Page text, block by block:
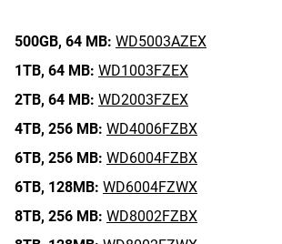
500GB, 64 MB: WD5003AZEX
1TB, 64 MB: WD1003FZEX
2TB, 64 MB: WD2003FZEX
4TB, 256 MB: WD4006FZBX
6TB, 256 MB: WD6004FZBX
6TB, 128MB: WD6004FZWX
8TB, 256 MB: WD8002FZBX